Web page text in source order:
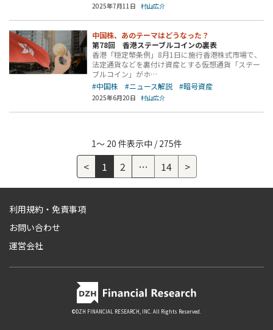
2025年7月11日 村山広介
中国株、あのテーマはどうなった？
第78回 香港ステーブルコインの裏表
香港「穏定幣条例」8月1日に施行香港株式市場で、
法定通貨などを裏付け資産とする仮想通貨「ステー
ブルコイン」がホ…
#中国株
#ニュース解説 #暗号資産
2025年6月20日 村山広介
1～ 20 件表示中 / 275件
< 1 2 … 14 >
利用規約・免責事項
お問い合わせ
運営会社
©DZH FINANCIAL RESEARCH, INC. All Rights Reserved.